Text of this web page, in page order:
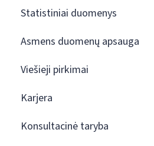
Statistiniai duomenys
Asmens duomenų apsauga
Viešieji pirkimai
Karjera
Konsultacinė taryba